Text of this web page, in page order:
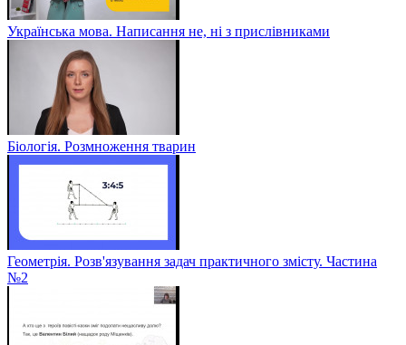
Українська мова. Написання не, ні з прислівниками
Біологія. Розмноження тварин
Геометрія. Розв'язування задач практичного змісту. Частина
№2